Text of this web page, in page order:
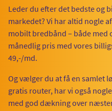
Leder du efter det bedste og
markedet? Vi har altid nogle
mobilt bredbånd – både med
månedlig pris med vores
49,-/md.
Og vælger du at få en samlet
gratis router, har vi også
med god dækning over